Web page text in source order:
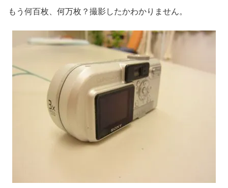
もう何百枚、何万枚？撮影したかわかりません。